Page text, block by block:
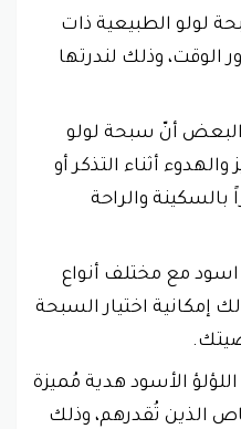
لولو الطبيعية ذات
الوقت، وذلك لندرتها
أنّ سبحة لولو
أثناء التذكر أو
والراحة
اسود مع مختلف أنواع
إمكانية اختيار السبحة
الأسود هدية مُميزة
الذين تُقدرهم، وذلك